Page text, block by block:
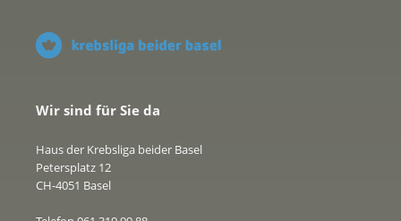
Wir sind für Sie da
Haus der Krebsliga beider Basel
Petersplatz 12
CH-4051 Basel